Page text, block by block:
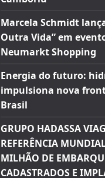
Marcela Schmidt
Outra Vida” em
Neumarkt Shopping
Energia do futuro:
impulsiona nova
Brasil
GRUPO HADASSA
REFERÊNCIA
MILHÃO DE
CADASTRADOS E